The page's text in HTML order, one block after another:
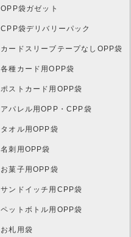
OPP袋ガゼット
CPP袋デリバリーパック
カードスリーブテープなしOPP袋
各種カード用OPP袋
ポストカード用OPP袋
アパレル用OPP・CPP袋
タオル用OPP袋
名刺用OPP袋
お菓子用OPP袋
サンドイッチ用CPP袋
ペットボトル用OPP袋
お札用袋